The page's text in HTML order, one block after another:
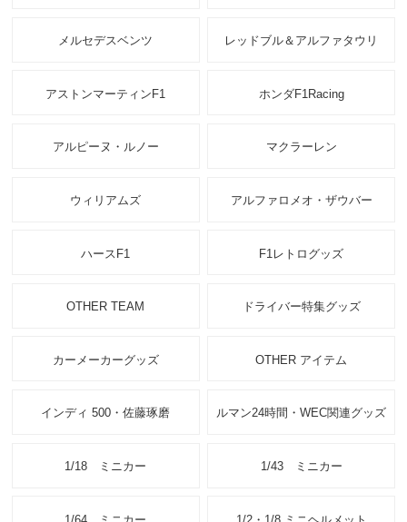
メルセデスベンツ レッドブル＆アルファタウリ
アストンマーティンF1 ホンダF1Racing
アルピーヌ・ルノー マクラーレン
ウィリアムズ アルファロメオ・ザウバー
ハースF1 F1レトログッズ
OTHER TEAM ドライバー特集グッズ
カーメーカーグッズ OTHER アイテム
インディ 500・佐藤琢磨 ルマン24時間・WEC関連グッズ
1/18 ミニカー 1/43 ミニカー
1/64 ミニカー 1/2・1/8 ミニヘルメット